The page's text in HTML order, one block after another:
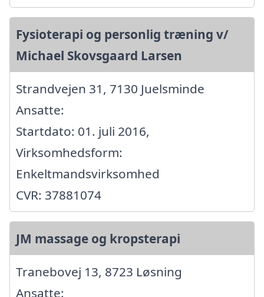
Fysioterapi og personlig træning v/
Michael Skovsgaard Larsen
Strandvejen 31, 7130 Juelsminde
Ansatte:
Startdato: 01. juli 2016,
Virksomhedsform:
Enkeltmandsvirksomhed
CVR: 37881074
JM massage og kropsterapi
Tranebovej 13, 8723 Løsning
Ansatte: